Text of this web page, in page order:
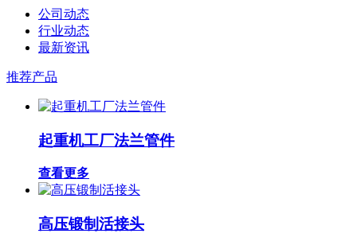
公司动态
行业动态
最新资讯
推荐产品
起重机工厂法兰管件
查看更多
高压锻制活接头